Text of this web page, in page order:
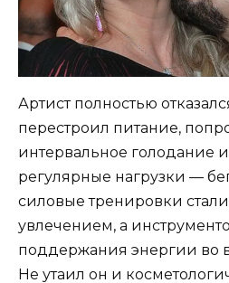
Артист полностью
перестроил питание,
интервальное голодание
регулярные нагрузки —
силовые тренировки
увлечением, а
поддержания энергии во
Не утаил он и